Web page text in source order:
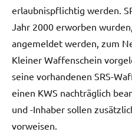
erlaubnispflichtig werden.
Jahr 2000 erworben
angemeldet werden, zum
Kleiner Waffenschein
seine vorhandenen SRS-
einen KWS nachträglich
und -Inhaber sollen
vorweisen.